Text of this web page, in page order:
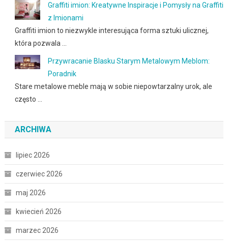
Graffiti imion: Kreatywne Inspiracje i Pomysły na Graffiti
z Imionami
Graffiti imion to niezwykle interesująca forma sztuki ulicznej,
która pozwala …
Przywracanie Blasku Starym Metalowym Meblom:
Poradnik
Stare metalowe meble mają w sobie niepowtarzalny urok, ale
często …
ARCHIWA
lipiec 2026
czerwiec 2026
maj 2026
kwiecień 2026
marzec 2026